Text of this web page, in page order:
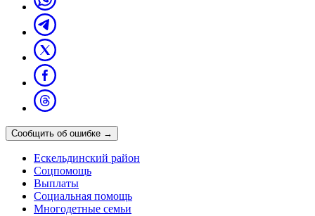
Сообщить об ошибке →
Ескельдинский район
Соцпомощь
Выплаты
Социальная помощь
Многодетные семьи